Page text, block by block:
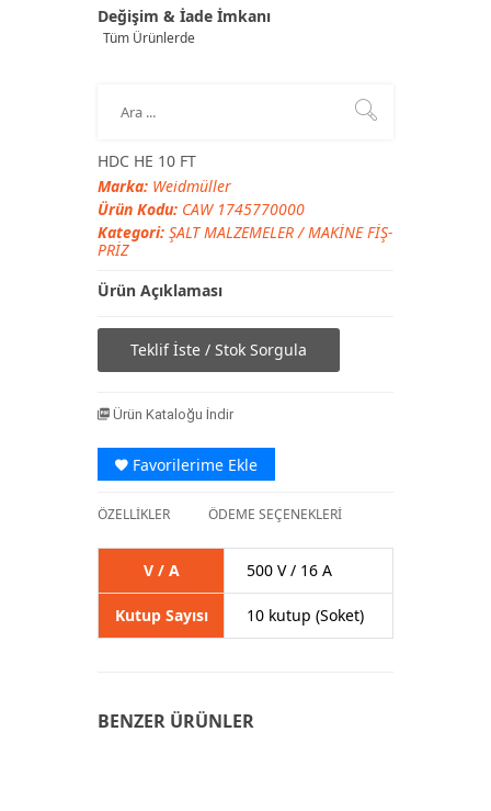
Değişim & İade İmkanı
Tüm Ürünlerde
HDC HE 10 FT
Marka: Weidmüller
Ürün Kodu: CAW 1745770000
Kategori: ŞALT MALZEMELER/MAKİNE FİŞ-
PRİZ
Ürün Açıklaması
Teklif İste / Stok Sorgula
Ürün Kataloğu İndir
Favorilerime Ekle
ÖZELLİKLER ÖDEME SEÇENEKLERİ
V / A 500 V / 16 A
Kutup Sayısı 10 kutup (Soket)
BENZER ÜRÜNLER